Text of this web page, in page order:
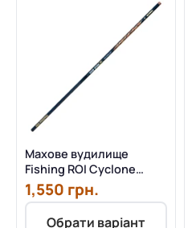
Махове вудилище
Fishing ROI Cyclone
Telepole 5.0 м
1,550 грн.
Обрати варіант